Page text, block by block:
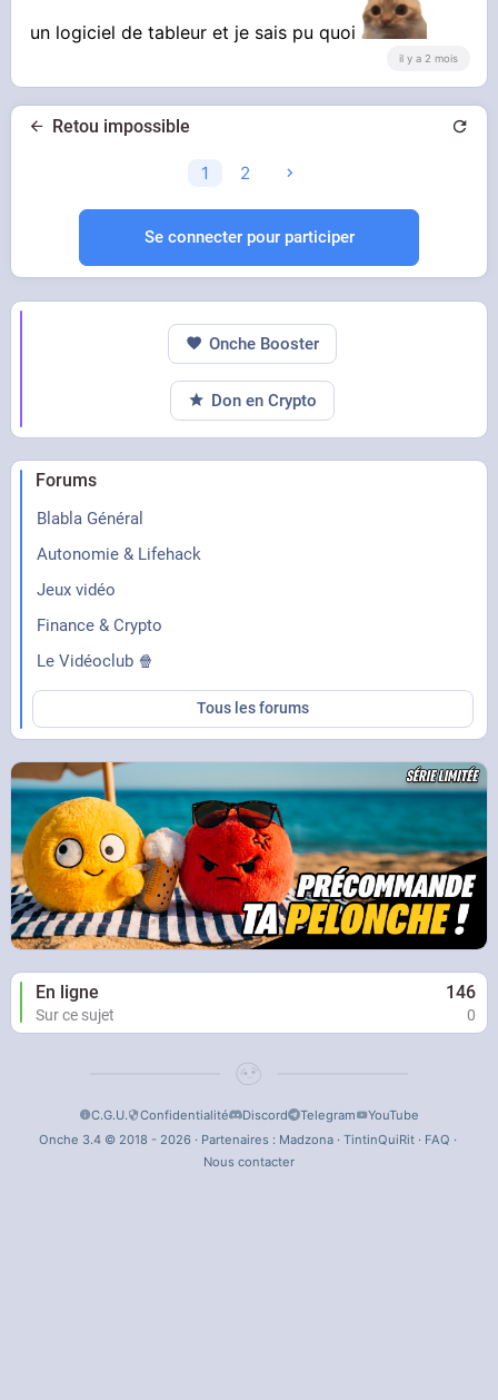
un logiciel de tableur et je sais pu quoi
il y a 2 mois
Retou impossible
1 2
Se connecter pour participer
Forums
Blabla Général
Autonomie & Lifehack
Jeux vidéo
Finance & Crypto
Le Vidéoclub 🍿
Tous les forums
En ligne 146
Sur ce sujet 0
Onche Booster
Don en Crypto
C.G.U. Confidentialité Discord Telegram
YouTube
Onche 3.4 © 2018 - 2026 · Partenaires : Madzona· TintinQuiRit· FAQ ·
Nous contacter